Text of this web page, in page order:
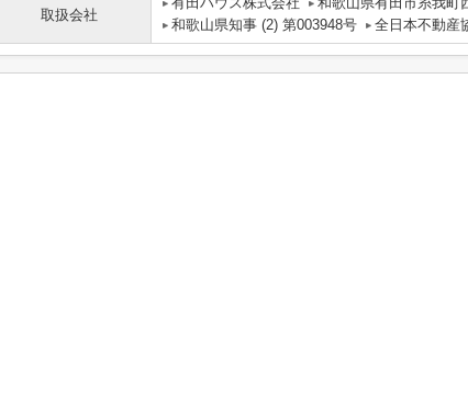
取扱会社
和歌山県知事 (2) 第003948号
全日本不動産